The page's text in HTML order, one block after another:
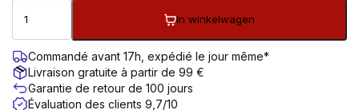
In winkelwagen
Commandé avant 17h, expédié le jour même*
Livraison gratuite à partir de 99 €
Garantie de retour de 100 jours
Évaluation des clients 9,7/10